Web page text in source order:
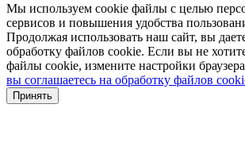
Мы используем cookie файлы с целью
сервисов и повышения удобства
Продолжая использовать наш сайт, вы
обработку файлов cookie. Если вы не
файлы cookie, измените настройки
вы соглашаетесь на обработку файлов
Принять